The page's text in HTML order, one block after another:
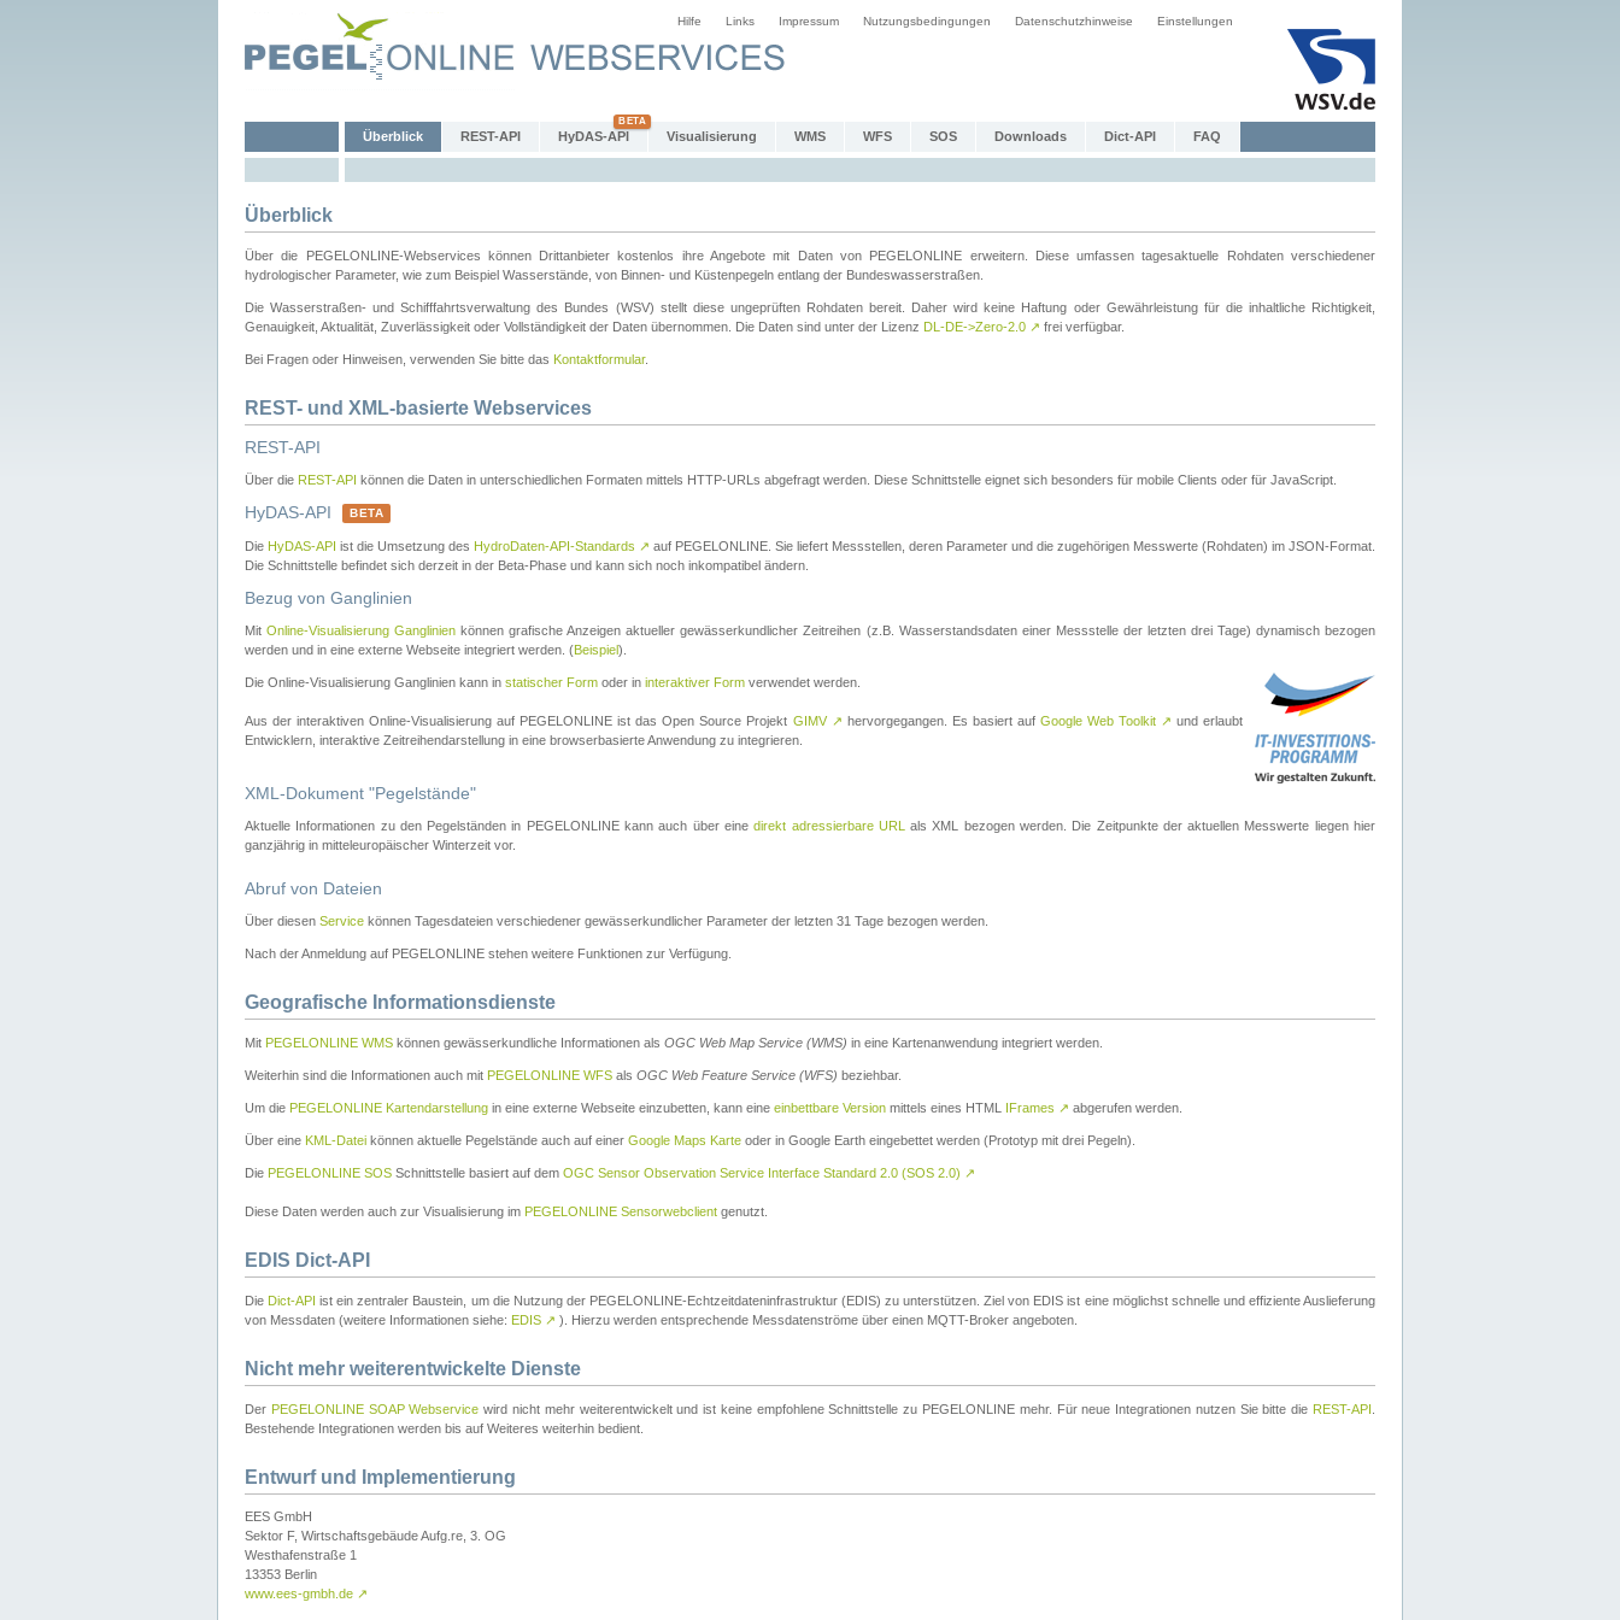
Hilfe Links Impressum Nutzungsbedingungen Datenschutzhinweise Einstellungen
Überblick REST-API HyDAS-API Visualisierung WMS WFS SOS Downloads Dict-API FAQ
Überblick
Über die PEGELONLINE-Webservices können Drittanbieter kostenlos ihre Angebote mit Daten von PEGELONLINE erweitern. Diese umfassen tagesaktuelle Rohdaten verschiedener
hydrologischer Parameter, wie zum Beispiel Wasserstände, von Binnen- und Küstenpegeln entlang der Bundeswasserstraßen.
Die Wasserstraßen- und Schifffahrtsverwaltung des Bundes (WSV) stellt diese ungeprüften Rohdaten bereit. Daher wird keine Haftung oder Gewährleistung für die inhaltliche Richtigkeit,
Genauigkeit, Aktualität, Zuverlässigkeit oder Vollständigkeit der Daten übernommen. Die Daten sind unter der Lizenz DL-DE->Zero-2.0 ↗ frei verfügbar.
Bei Fragen oder Hinweisen, verwenden Sie bitte das Kontaktformular.
REST- und XML-basierte Webservices
REST-API
Über die REST-API können die Daten in unterschiedlichen Formaten mittels HTTP-URLs abgefragt werden. Diese Schnittstelle eignet sich besonders für mobile Clients oder für JavaScript.
HyDAS-API BETA
Die HyDAS-API ist die Umsetzung des HydroDaten-API-Standards ↗ auf PEGELONLINE. Sie liefert Messstellen, deren Parameter und die zugehörigen Messwerte (Rohdaten) im JSON-Format.
Die Schnittstelle befindet sich derzeit in der Beta-Phase und kann sich noch inkompatibel ändern.
Bezug von Ganglinien
MitOnline-Visualisierung Ganglinien können grafische Anzeigen aktueller gewässerkundlicher Zeitreihen (z.B. Wasserstandsdaten einer Messstelle der letzten drei Tage) dynamisch bezogen
werden und in eine externe Webseite integriert werden. (Beispiel).
Die Online-Visualisierung Ganglinien kann in statischer Form oder in interaktiver Form verwendet werden.
Aus der interaktiven Online-Visualisierung auf PEGELONLINE ist das Open Source Projekt GIMV ↗ hervorgegangen. Es basiert auf Google Web Toolkit ↗ und erlaubt
Entwicklern, interaktive Zeitreihendarstellung in eine browserbasierte Anwendung zu integrieren.
XML-Dokument "Pegelstände"
Aktuelle Informationen zu den Pegelständen in PEGELONLINE kann auch über einedirekt adressierbare URL
als XML bezogen werden. Die Zeitpunkte der aktuellen Messwerte liegen hier
ganzjährig in mitteleuropäischer Winterzeit vor.
Abruf von Dateien
Über diesen Service können Tagesdateien verschiedener gewässerkundlicher Parameter der letzten 31 Tage bezogen werden.
Nach der Anmeldung auf PEGELONLINE stehen weitere Funktionen zur Verfügung.
Geografische Informationsdienste
Mit PEGELONLINE WMS können gewässerkundliche Informationen als OGC Web Map Service (WMS) in eine Kartenanwendung integriert werden.
Weiterhin sind die Informationen auch mit PEGELONLINE WFS als OGC Web Feature Service (WFS) beziehbar.
Um die PEGELONLINE Kartendarstellung in eine externe Webseite einzubetten, kann eine einbettbare Version mittels eines HTML IFrames ↗ abgerufen werden.
Über eine KML-Datei können aktuelle Pegelstände auch auf einer Google Maps Karte oder in Google Earth eingebettet werden (Prototyp mit drei Pegeln).
Die PEGELONLINE SOS Schnittstelle basiert auf dem OGC Sensor Observation Service Interface Standard 2.0 (SOS 2.0) ↗
Diese Daten werden auch zur Visualisierung im PEGELONLINE Sensorwebclient genutzt.
EDIS Dict-API
Die Dict-API ist ein zentraler Baustein, um die Nutzung der PEGELONLINE-Echtzeitdateninfrastruktur (EDIS) zu unterstützen. Ziel von EDIS ist eine möglichst schnelle und effiziente Auslieferung
von Messdaten (weitere Informationen siehe: EDIS ↗ ). Hierzu werden entsprechende Messdatenströme über einen MQTT-Broker angeboten.
Nicht mehr weiterentwickelte Dienste
Der PEGELONLINE SOAP Webservice wird nicht mehr weiterentwickelt und ist keine empfohlene Schnittstelle zu PEGELONLINE mehr. Für neue Integrationen nutzen Sie bitte die REST-API
Bestehende Integrationen werden bis auf Weiteres weiterhin bedient.
Entwurf und Implementierung
EES GmbH
Sektor F, Wirtschaftsgebäude Aufg.re, 3. OG
Westhafenstraße 1
13353 Berlin
www.ees-gmbh.de ↗